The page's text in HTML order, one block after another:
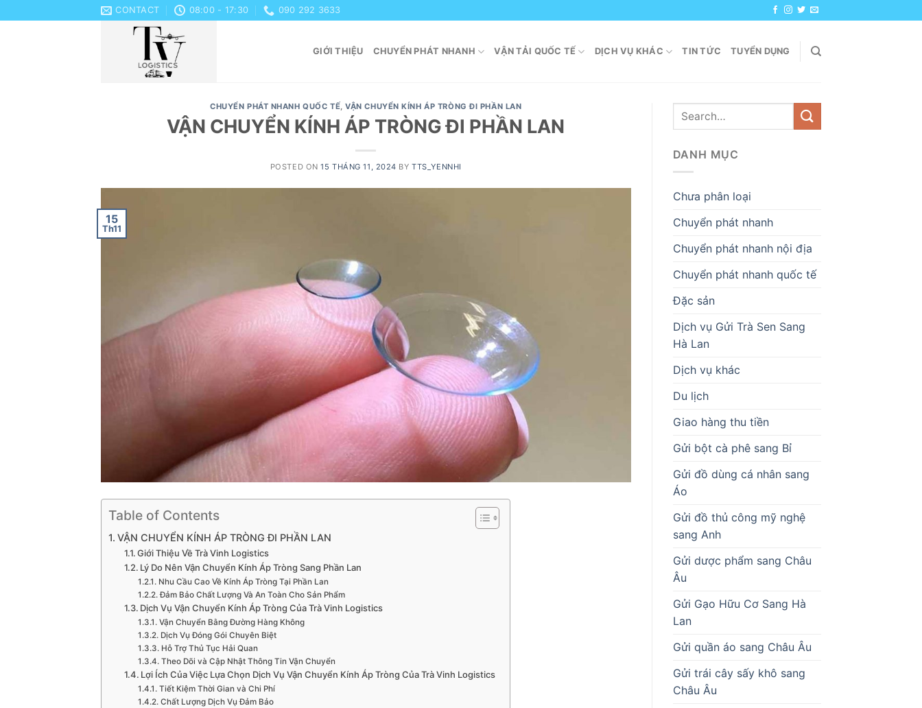
to
CONTACT 08:00 - 17:30 090 292 3633
GIỚI THIỆU CHUYỂN PHÁT NHANH VẬN TẢI QUỐC TẾ DỊCH VỤ KHÁC TIN TỨC TUYỂN DỤNG
CHUYỂN PHÁT NHANH QUỐC TẾ,VẬN CHUYỂN KÍNH ÁP TRÒNG ĐI PHẦN LAN
VẬN CHUYỂN KÍNH ÁP TRÒNG ĐI PHẦN LAN
POSTED ON15 THÁNG 11, 2024 BYTTS_YENNHI
15
Th11
Table of Contents
VẬN CHUYỂN KÍNH ÁP TRÒNG ĐI PHẦN LAN
Giới Thiệu Về Trà Vinh Logistics
Lý Do Nên Vận Chuyển Kính Áp Tròng Sang Phần Lan
Nhu Cầu Cao Về Kính Áp Tròng Tại Phần Lan
Đảm Bảo Chất Lượng Và An Toàn Cho Sản Phẩm
Dịch Vụ Vận Chuyển Kính Áp Tròng Của Trà Vinh Logistics
Vận Chuyển Bằng Đường Hàng Không
Dịch Vụ Đóng Gói Chuyên Biệt
Hỗ Trợ Thủ Tục Hải Quan
Theo Dõi và Cập Nhật Thông Tin Vận Chuyển
Lợi Ích Của Việc Lựa Chọn Dịch Vụ Vận Chuyển Kính Áp Tròng Của Trà Vinh Logistics
Tiết Kiệm Thời Gian và Chi Phí
Chất Lượng Dịch Vụ Đảm Bảo
DANH MỤC
Chưa phân loại
Chuyển phát nhanh
Chuyển phát nhanh nội địa
Chuyển phát nhanh quốc tế
Đặc sản
Dịch vụ Gửi Trà Sen Sang
Hà Lan
Dịch vụ khác
Du lịch
Giao hàng thu tiền
Gửi bột cà phê sang Bỉ
Gửi đồ dùng cá nhân sang
Áo
Gửi đồ thủ công mỹ nghệ
sang Anh
Gửi dược phẩm sang Châu
Âu
Gửi Gạo Hữu Cơ Sang Hà
Lan
Gửi quần áo sang Châu Âu
Gửi trái cây sấy khô sang
Châu Âu